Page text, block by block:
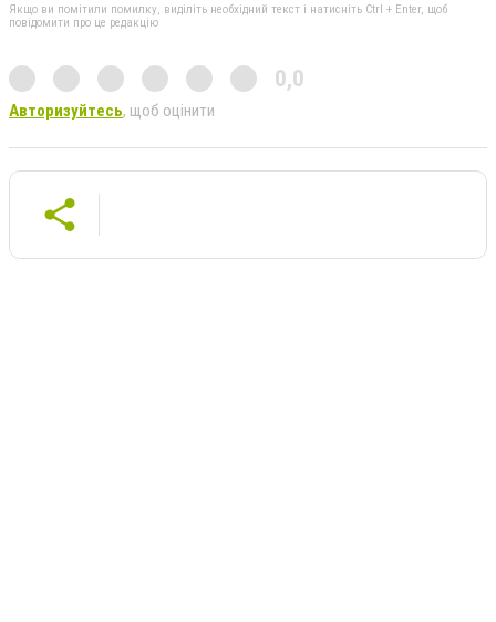
Якщо ви помітили помилку, виділіть необхідний текст і натисніть Ctrl + Enter, щоб
повідомити про це редакцію
0,0
Авторизуйтесь, щоб оцінити